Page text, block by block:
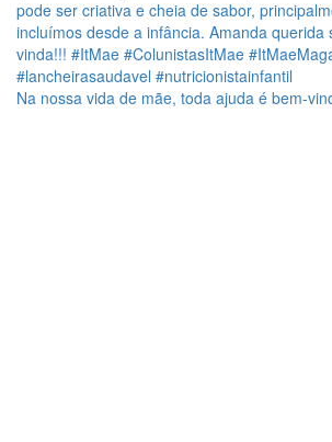
Na nossa vida de mãe, toda ajuda é bem-